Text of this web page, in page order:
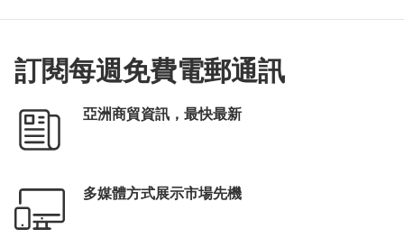
訂閱每週免費電郵通訊
亞洲商貿資訊，最快最新
多媒體方式展示市場先機